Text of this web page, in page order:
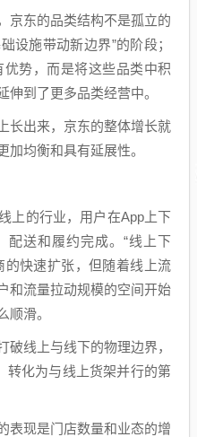
京东的品类结构不是孤立的
设施带动新边界”的阶段；
势，而是将这些品类中积
伸到了更多品类经营中。
长出来，京东的整体增长就
加均衡和具有延展性。
上的行业，用户在App上下
配送和履约完成。“线上下
的快速扩张，但随着线上流
和流量拉动规模的空间开始
顺滑。
破线上与线下的物理边界，
转化为与线上货架并行的第
表现是门店数量和业态的增